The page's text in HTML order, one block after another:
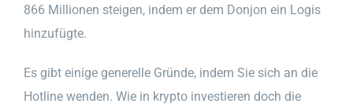
866 Millionen steigen, indem er dem Donjon ein Logis
hinzufügte.
Es gibt einige generelle Gründe, indem Sie sich an die
Hotline wenden. Wie in krypto investieren doch die